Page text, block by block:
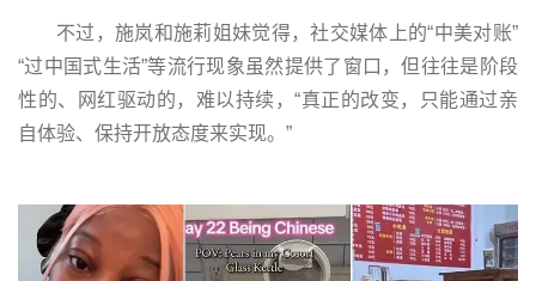
不过，施岚和施莉姐妹觉得，社交媒体上的“中美对账”
“过中国式生活”等流行现象虽然提供了窗口，但往往是阶段
性的、网红驱动的，难以持续，“真正的改变，只能通过亲
自体验、保持开放态度来实现。”